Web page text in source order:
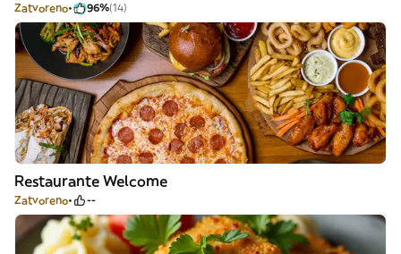
Zatvoreno 96%(14)
Restaurante Welcome
Zatvoreno --